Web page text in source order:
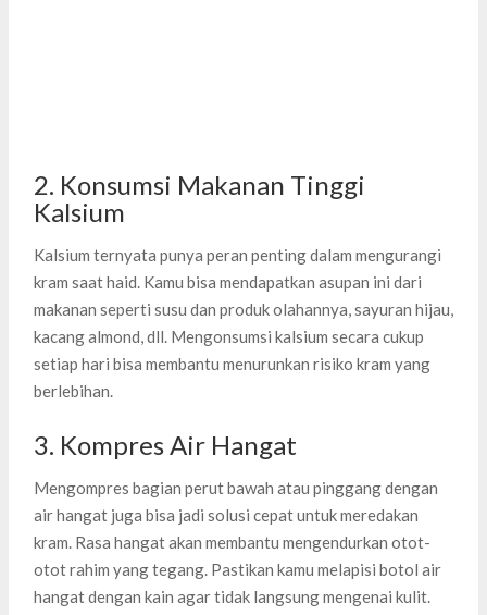
2. Konsumsi Makanan Tinggi
Kalsium
Kalsium ternyata punya peran penting dalam mengurangi
kram saat haid. Kamu bisa mendapatkan asupan ini dari
makanan seperti susu dan produk olahannya, sayuran hijau,
kacang almond, dll. Mengonsumsi kalsium secara cukup
setiap hari bisa membantu menurunkan risiko kram yang
berlebihan.
3. Kompres Air Hangat
Mengompres bagian perut bawah atau pinggang dengan
air hangat juga bisa jadi solusi cepat untuk meredakan
kram. Rasa hangat akan membantu mengendurkan otot-
otot rahim yang tegang. Pastikan kamu melapisi botol air
hangat dengan kain agar tidak langsung mengenai kulit.